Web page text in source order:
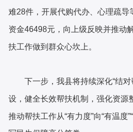
难28件，开展代购代办、心理疏导
资金46498元，向上级反映并推动
扶工作做到群众心坎上。
下一步，我县将持续深化“结
设，健全长效帮扶机制，强化资源
推动帮扶工作从“有力度”向“有温度